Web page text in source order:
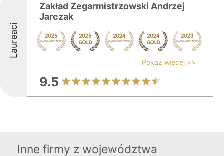
Laureaci
Zakład Zegarmistrzowski Andrzej
Jarczak
Pokaż więcej >>
9.5
Inne firmy z województwa